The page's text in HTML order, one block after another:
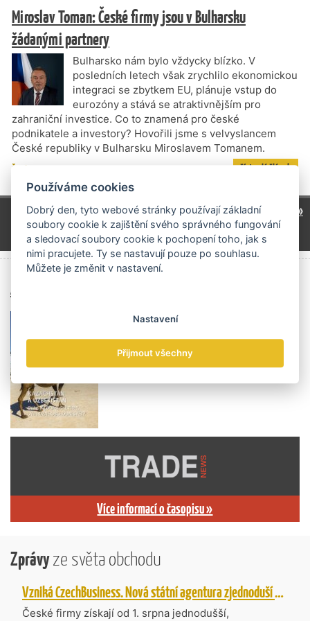
Miroslav Toman: České firmy jsou v Bulharsku
žádanými partnery
Bulharsko nám bylo vždycky blízko. V
posledních letech však zrychlilo ekonomickou
integraci se zbytkem EU, plánuje vstup do
eurozóny a stává se atraktivnějším pro
zahraniční investice. Co to znamená pro české
podnikatele a investory? Hovořili jsme s velvyslancem
České republiky v Bulharsku Miroslavem Tomanem.
Štítky číst celý článek
1 2 3 4 … 14 … 28 …
41
…
54
další »
Archiv čísel
Více informací o časopisu »
Zprávyze světa obchodu
Vzniká CzechBusiness. Nová státní agentura zjednoduší podporu českých firem
České firmy získají od 1. srpna jednodušší,
Používáme cookies
Dobrý den, tyto webové stránky používají základní
soubory cookie k zajištění svého správného fungování
a sledovací soubory cookie k pochopení toho, jak s
nimi pracujete. Ty se nastavují pouze po souhlasu.
Můžete je změnit v nastavení.
Nastavení
Přijmout všechny